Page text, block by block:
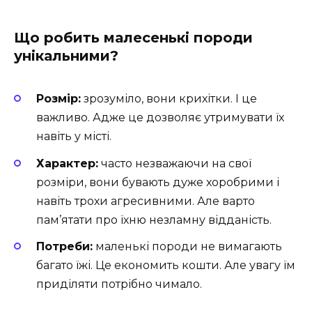
Що робить малесенькі породи
унікальними?
Розмір: зрозуміло, вони крихітки. І це
важливо. Адже це дозволяє утримувати їх
навіть у місті.
Характер: часто незважаючи на свої
розміри, вони бувають дуже хоробрими і
навіть трохи агресивними. Але варто
пам’ятати про їхню незламну відданість.
Потреби: маленькі породи не вимагають
багато їжі. Це економить кошти. Але увагу їм
приділяти потрібно чимало.